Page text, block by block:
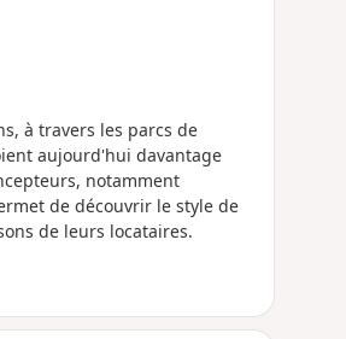
à travers les parcs de
aujourd'hui davantage
notamment
de découvrir le style de
de leurs locataires.